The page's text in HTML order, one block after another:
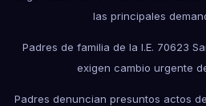
las principales
Padres de familia de la I.E. 70623
exigen cambio urgente
Padres denuncian presuntos actos